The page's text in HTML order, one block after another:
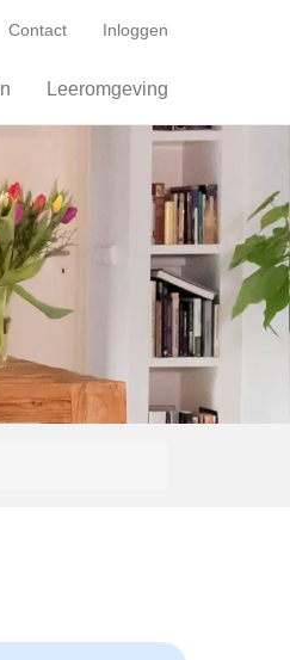
Contact Inloggen
Leeromgeving